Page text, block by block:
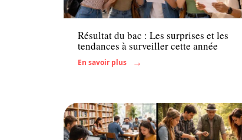
Actu
Résultat du bac : Les surprises et les
tendances à surveiller cette année
En savoir plus